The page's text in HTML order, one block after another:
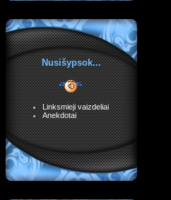
Nusišypsok...
Linksmieji vaizdeliai
Anekdotai